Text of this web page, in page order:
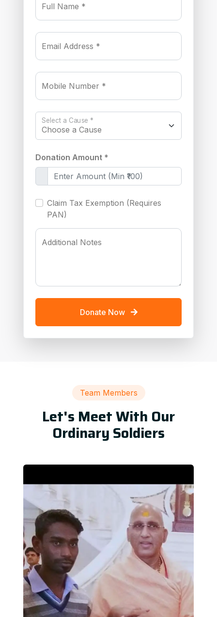
Full Name *
Email Address *
Mobile Number *
Select a Cause *
Donation Amount *
Claim Tax Exemption (Requires
PAN)
Additional Notes
Donate Now
Team Members
Let's Meet With Our
Ordinary Soldiers